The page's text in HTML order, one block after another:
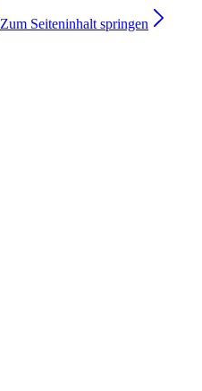
Zum Seiteninhalt springen